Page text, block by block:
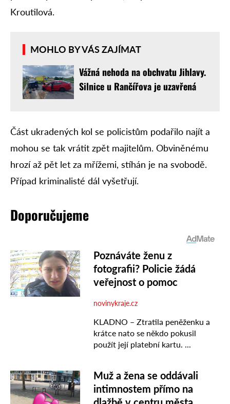
Kroutilová.
MOHLO BY VÁS ZAJÍMAT
Vážná nehoda na obchvatu Jihlavy.
Silnice u Rančířova je uzavřená
Část ukradených kol se policistům podařilo najít a
mohou se tak vrátit zpět majitelům. Obviněnému
hrozí až pět let za mřížemi, stíhán je na svobodě.
Případ kriminalisté dál vyšetřují.
Doporučujeme